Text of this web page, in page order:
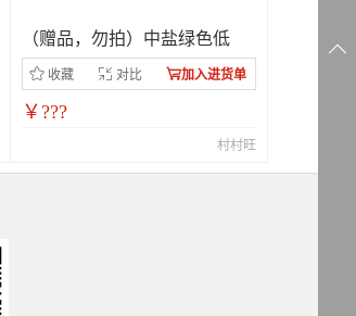
（赠品，勿拍）中盐绿色低
收藏 对比 加入进货单
￥???
村村旺